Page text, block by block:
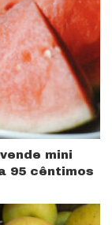
mini
95 cêntimos